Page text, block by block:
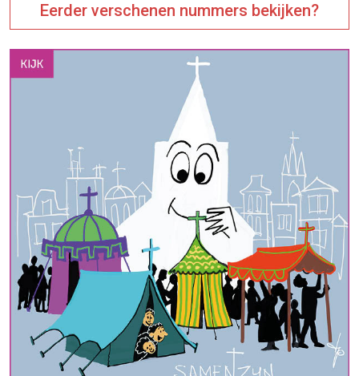
Eerder verschenen nummers bekijken?